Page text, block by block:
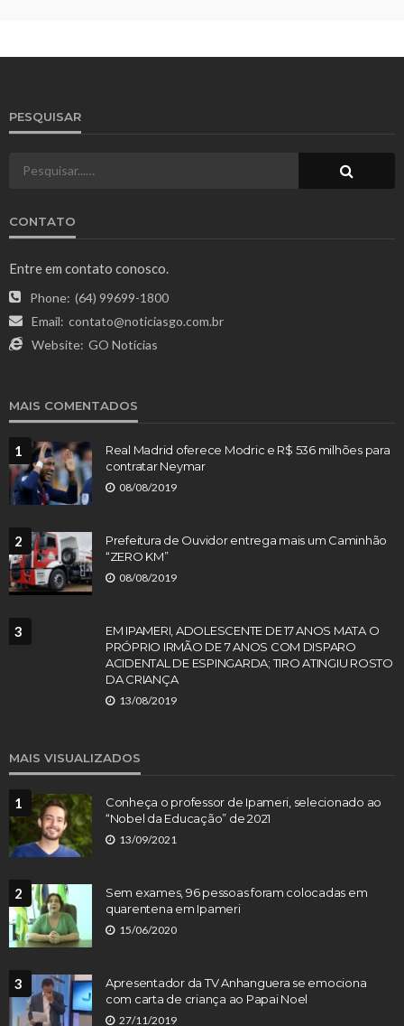
PESQUISAR
CONTATO
Entre em contato conosco.
Phone: (64) 99699-1800
Email: contato@noticiasgo.com.br
Website: GO Notícias
MAIS COMENTADOS
1
Real Madrid oferece Modric e R$ 536 milhões para
contratar Neymar
08/08/2019
2
Prefeitura de Ouvidor entrega mais um Caminhão
“ZERO KM”
08/08/2019
3
EM IPAMERI, ADOLESCENTE DE 17 ANOS MATA O
PRÓPRIO IRMÃO DE 7 ANOS COM DISPARO
ACIDENTAL DE ESPINGARDA; TIRO ATINGIU ROSTO
DA CRIANÇA
13/08/2019
MAIS VISUALIZADOS
1
Conheça o professor de Ipameri, selecionado ao
“Nobel da Educação” de 2021
13/09/2021
2
Sem exames, 96 pessoas foram colocadas em
quarentena em Ipameri
15/06/2020
3
Apresentador da TV Anhanguera se emociona
com carta de criança ao Papai Noel
27/11/2019